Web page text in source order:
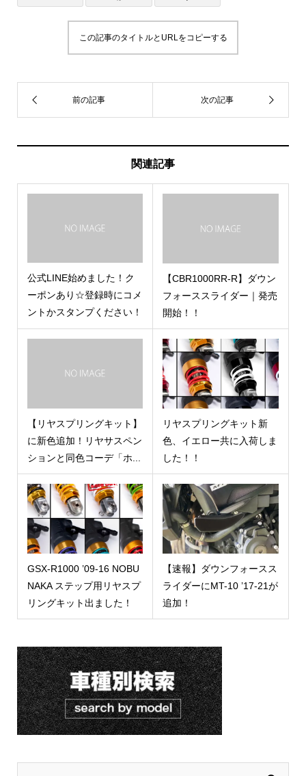
この記事のタイトルとURLをコピーする
関連記事
公式LINE始めました！ク
ーポンあり☆登録時にコメ
ントかスタンプください！
【CBR1000RR-R】ダウン
フォーススライダー｜発売
開始！！
【リヤスプリングキット】
に新色追加！リヤサスペン
ションと同色コーデ「ホ...
リヤスプリングキット新
色、イエロー共に入荷しま
した！！
GSX-R1000 ’09-16 NOBU
NAKA ステップ用リヤスプ
リングキット出ました！
【速報】ダウンフォースス
ライダーにMT-10 ’17-21が
追加！